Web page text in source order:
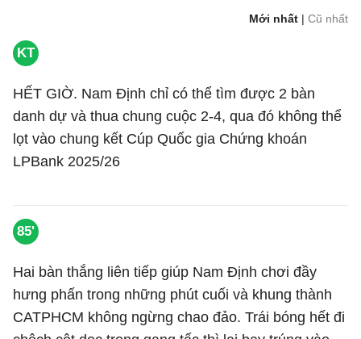
Mới nhất | Cũ nhất
KT
HẾT GIỜ. Nam Định chỉ có thể tìm được 2 bàn
danh dự và thua chung cuộc 2-4, qua đó không thể
lọt vào chung kết Cúp Quốc gia Chứng khoán
LPBank 2025/26
85'
Hai bàn thắng liên tiếp giúp Nam Định chơi đầy
hưng phấn trong những phút cuối và khung thành
CATPHCM không ngừng chao đảo. Trái bóng hết đi